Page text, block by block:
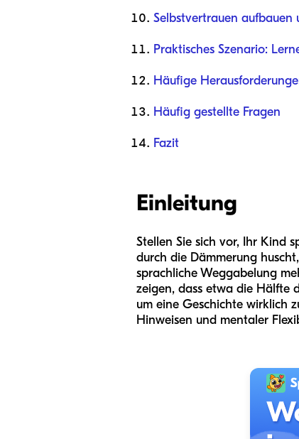
Selbstvertrauen aufbauen
Praktisches Szenario:
Häufige
Häufig gestellte Fragen
Fazit
Einleitung
Stellen Sie sich vor, Ihr Kind
durch die Dämmerung
sprachliche Weggabelung
zeigen, dass etwa die Hälfte
um eine Geschichte wirklich
Hinweisen und mentaler